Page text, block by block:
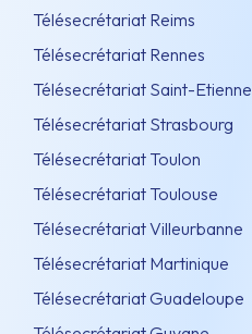
Télésecrétariat Reims
Télésecrétariat Rennes
Télésecrétariat Saint-Etienne
Télésecrétariat Strasbourg
Télésecrétariat Toulon
Télésecrétariat Toulouse
Télésecrétariat Villeurbanne
Télésecrétariat Martinique
Télésecrétariat Guadeloupe